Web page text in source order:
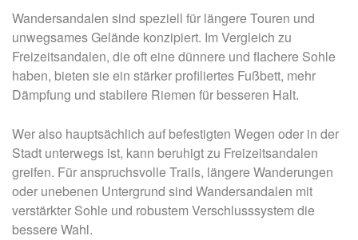
Wandersandalen sind speziell für längere Touren und
unwegsames Gelände konzipiert. Im Vergleich zu
Freizeitsandalen, die oft eine dünnere und flachere Sohle
haben, bieten sie ein stärker profiliertes Fußbett, mehr
Dämpfung und stabilere Riemen für besseren Halt.
Wer also hauptsächlich auf befestigten Wegen oder in der
Stadt unterwegs ist, kann beruhigt zu Freizeitsandalen
greifen. Für anspruchsvolle Trails, längere Wanderungen
oder unebenen Untergrund sind Wandersandalen mit
verstärkter Sohle und robustem Verschlusssystem die
bessere Wahl.